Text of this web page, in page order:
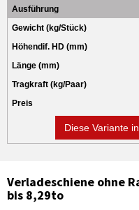
Diese Variante
Verladeschiene ohne
bis 8,29to